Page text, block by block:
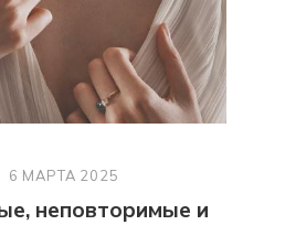
6 МАРТА 2025
неповторимые и